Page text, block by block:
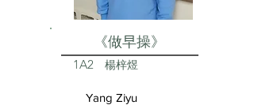
《做早操》
1A2 楊梓煜
Yang Ziyu